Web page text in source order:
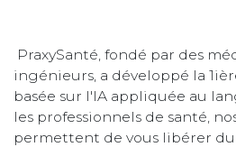
PraxySanté, fondé par des
ingénieurs, a développé la
basée sur l'IA appliquée au
les professionnels de santé,
permettent de vous libérer